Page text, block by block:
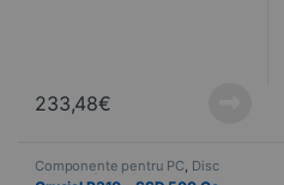
233,48€
Componente pentru PC Disc
NVMe ,Informatică